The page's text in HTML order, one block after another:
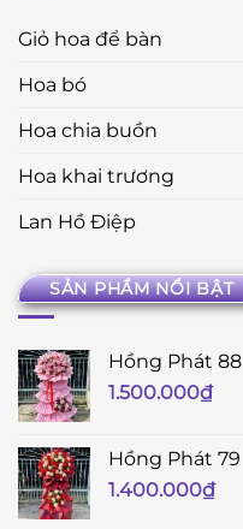
Giỏ hoa để bàn
Hoa bó
Hoa chia buồn
Hoa khai trương
Lan Hồ Điệp
SẢN PHẨM NỔI BẬT
Hồng Phát 88
1.500.000₫
Hồng Phát 79
1.400.000₫